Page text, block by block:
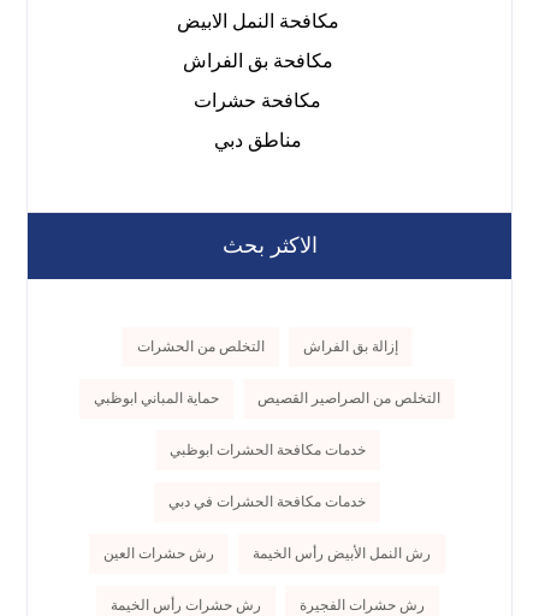
مكافحة النمل الابيض
مكافحة بق الفراش
مكافحة حشرات
مناطق دبي
الاكثر بحث
إزالة بق الفراش التخلص من الحشرات
التخلص من الصراصير القصيص حماية المباني ابوظبي
خدمات مكافحة الحشرات ابوظبي
خدمات مكافحة الحشرات في دبي
رش النمل الأبيض رأس الخيمة رش حشرات العين
رش حشرات الفجيرة رش حشرات رأس الخيمة